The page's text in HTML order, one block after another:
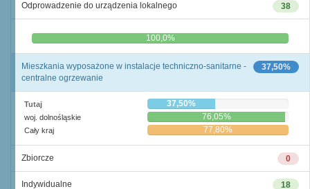
38
Odprowadzenie do urządzenia lokalnego
0,0% 100,0%
37,50%
Mieszkania wyposażone w instalacje techniczno-sanitarne -
centralne ogrzewanie
Tutaj 37,50%
woj. dolnośląskie 76,05%
Cały kraj 77,80%
0
Zbiorcze
18
Indywidualne